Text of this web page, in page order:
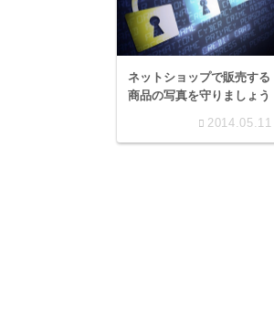
ネットショップで販売する
商品の写真を守りましょう
2014.05.11